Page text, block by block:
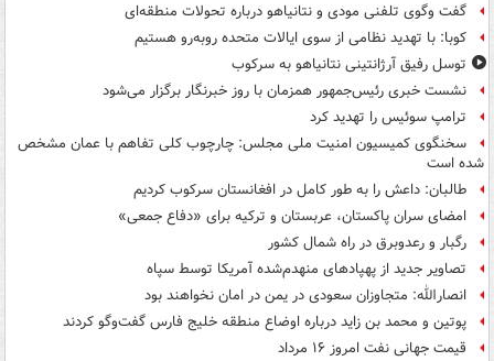
گفت وگوی تلفنی مودی و نتانیاهو درباره تحولات منطقه‌ای
کوبا: با تهدید نظامی از سوی ایالات متحده روبه‌رو هستیم
توسل رفیق آرژانتینی نتانیاهو به سرکوب
نشست خبری رئیس‌جمهور همزمان با روز خبرنگار برگزار می‌شود
ترامپ سوئیس را تهدید کرد
سخنگوی کمیسیون امنیت ملی مجلس: چارچوب کلی تفاهم با عمان مشخص
شده است
طالبان: داعش را به طور کامل در افغانستان سرکوب کردیم
امضای سران پاکستان، عربستان و ترکیه برای «دفاع جمعی»
رگبار و رعدوبرق در راه شمال کشور
تصاویر جدید از پهپادهای منهدم‌شده آمریکا توسط سپاه
انصارالله: متجاوزان سعودی در یمن در امان نخواهند بود
پوتین و محمد بن زاید درباره اوضاع منطقه خلیج فارس گفت‌وگو کردند
قیمت جهانی نفت امروز ۱۶ مرداد